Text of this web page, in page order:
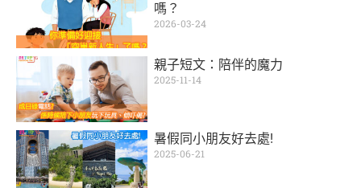
嗎？
2026-03-24
親子短文：陪伴的魔力
2025-11-14
暑假同小朋友好去處!
2025-06-21